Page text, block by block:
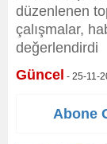
düzenlenen
çalışmalar,
değerlendirdi
Güncel - 25-11-
Abone